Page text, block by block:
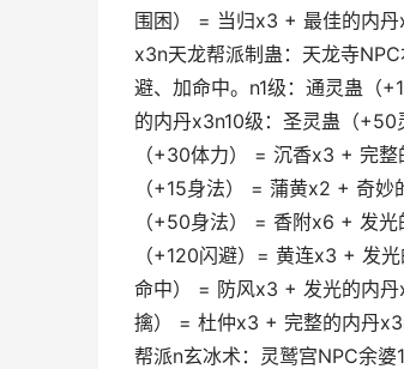
围困） = 当归x3 + 最佳的内
x3n天龙帮派制蛊：天龙寺
避、加命中。n1级：通灵蛊（
的内丹x3n10级：圣灵蛊（
（+30体力） = 沉香x3 + 完
（+15身法） = 蒲黄x2 + 奇
（+50身法） = 香附x6 + 发
（+120闪避）= 黄连x3 + 发
命中） = 防风x3 + 发光的内
擒） = 杜仲x3 + 完整的内丹
帮派n玄冰术：灵鹫宫NPC余